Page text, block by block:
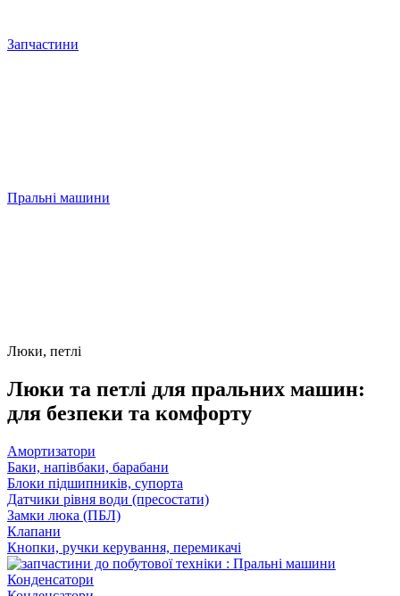
Запчастини
Пральні машини
Люки, петлі
Люки та петлі для пральних машин:
для безпеки та комфорту
Амортизатори
Баки, напівбаки, барабани
Блоки підшипників, супорта
Датчики рівня води (пресостати)
Замки люка (ПБЛ)
Клапани
Кнопки, ручки керування, перемикачі